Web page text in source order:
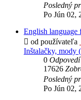
Posledný
Po Jún 02,
English language
od používateľa
Inštalačky, mody
0 Odpovedí
17626
Posledný
Po Jún 02,